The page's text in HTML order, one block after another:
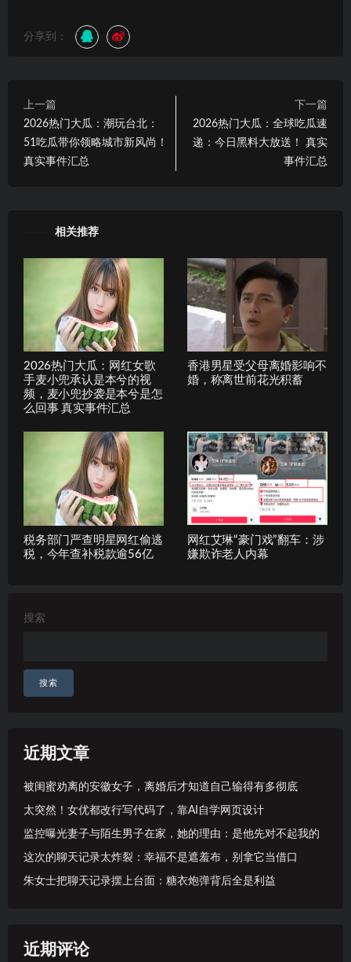
分享到：
上一篇
2026热门大瓜：潮玩台北：
51吃瓜带你领略城市新风尚！
真实事件汇总
下一篇
2026热门大瓜：全球吃瓜速
递：今日黑料大放送！ 真实
事件汇总
相关推荐
2026热门大瓜：网红女歌
手麦小兜承认是本兮的视
频，麦小兜抄袭是本兮是怎
么回事 真实事件汇总
香港男星受父母离婚影响不
婚，称离世前花光积蓄
税务部门严查明星网红偷逃
税，今年查补税款逾56亿
网红艾琳“豪门戏”翻车：涉
嫌欺诈老人内幕
搜索
搜索
近期文章
被闺蜜劝离的安徽女子，离婚后才知道自己输得有多彻底
太突然！女优都改行写代码了，靠AI自学网页设计
监控曝光妻子与陌生男子在家，她的理由：是他先对不起我的
这次的聊天记录太炸裂：幸福不是遮羞布，别拿它当借口
朱女士把聊天记录摆上台面：糖衣炮弹背后全是利益
近期评论